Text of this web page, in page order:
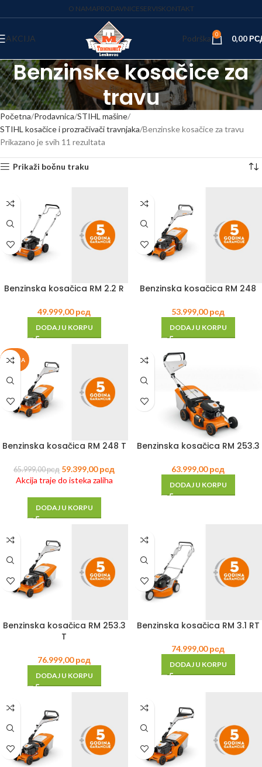
O NAMAPRODAVNICESERVISKONTAKT
AKCIJA Podrška 0 0,00
Benzinske kosačice za
travu
Početna Prodavnica STIHL mašine
STIHL kosačice i prozračivači travnjaka Benzinske kosačice za travu
Prikazano je svih 11 rezultata
Prikaži bočnu traku
Benzinska kosačica RM 2.2 R
49.999,00рсд
DODAJ U KORPU
Benzinska kosačica RM 248
53.999,00рсд
DODAJ U KORPU
AKCIJA
Benzinska kosačica RM 248 T
65.999,00рсд 59.399,00рсд
Akcija traje do isteka zaliha
DODAJ U KORPU
Benzinska kosačica RM 253.3
63.999,00рсд
DODAJ U KORPU
Benzinska kosačica RM 253.3
T
76.999,00рсд
DODAJ U KORPU
Benzinska kosačica RM 3.1 RT
74.999,00рсд
DODAJ U KORPU